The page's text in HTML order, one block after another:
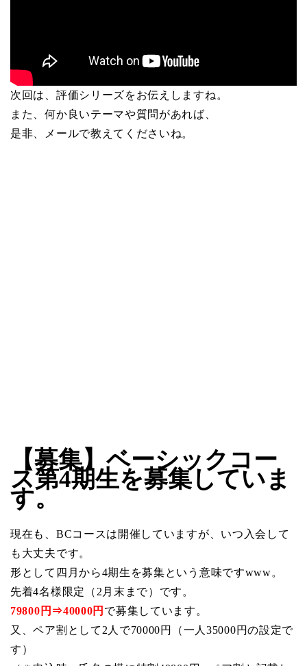
次回は、評価シリーズをお伝えしますね。
また、何か良いテーマや質問があれば、
是非、メールで教えてくださいね。
【募集】ベーシックコー
ス第4期生を募集していま
す。
現在も、BCコースは開催していますが、いつ入会して
も大丈夫です。
形として四月から4期生を募集という意味ですwww。
先着4名様限定（2月末まで）です。
79800円⇒40000円 で募集しています。
又、ペア割として2人で70000円（一人35000円の設定で
す）